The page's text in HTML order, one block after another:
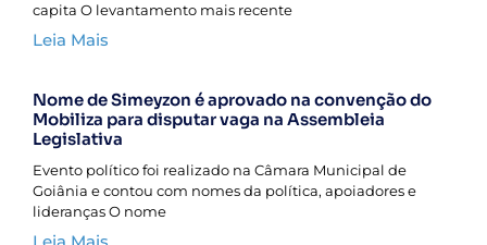
capita O levantamento mais recente
Leia Mais
Nome de Simeyzon é aprovado na convenção do
Mobiliza para disputar vaga na Assembleia
Legislativa
Evento político foi realizado na Câmara Municipal de
Goiânia e contou com nomes da política, apoiadores e
lideranças O nome